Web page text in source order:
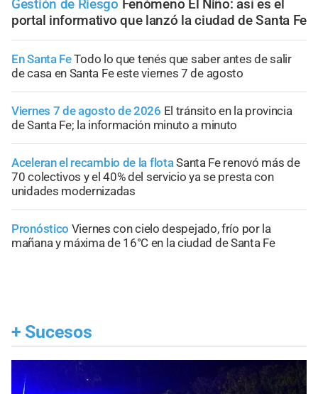
Gestión de Riesgo Fenómeno El Niño: así es el
portal informativo que lanzó la ciudad de Santa Fe
En Santa FeTodo lo que tenés que saber antes de salir
de casa en Santa Fe este viernes 7 de agosto
Viernes 7 de agosto de 2026 El tránsito en la provincia
de Santa Fe; la información minuto a minuto
Aceleran el recambio de la flotaSanta Fe renovó más de
70 colectivos y el 40% del servicio ya se presta con
unidades modernizadas
Pronóstico Viernes con cielo despejado, frío por la
mañana y máxima de 16°C en la ciudad de Santa Fe
+ Sucesos